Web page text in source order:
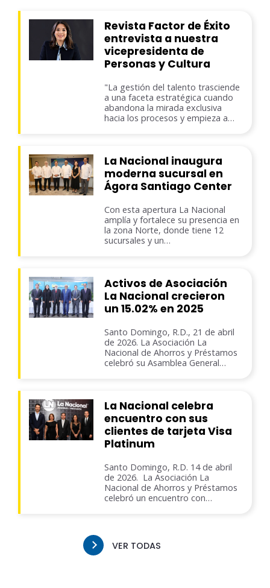
Revista Factor de Éxito
entrevista a nuestra
vicepresidenta de
Personas y Cultura
"La gestión del talento trasciende
a una faceta estratégica cuando
abandona la mirada exclusiva
hacia los procesos y empieza a…
La Nacional inaugura
moderna sucursal en
Ágora Santiago Center
Con esta apertura La Nacional
amplía y fortalece su presencia en
la zona Norte, donde tiene 12
sucursales y un…
Activos de Asociación
La Nacional crecieron
un 15.02% en 2025
Santo Domingo, R.D., 21 de abril
de 2026. La Asociación La
Nacional de Ahorros y Préstamos
celebró su Asamblea General…
La Nacional celebra
encuentro con sus
clientes de tarjeta Visa
Platinum
Santo Domingo, R.D. 14 de abril
de 2026. La Asociación La
Nacional de Ahorros y Préstamos
celebró un encuentro con…
VER TODAS